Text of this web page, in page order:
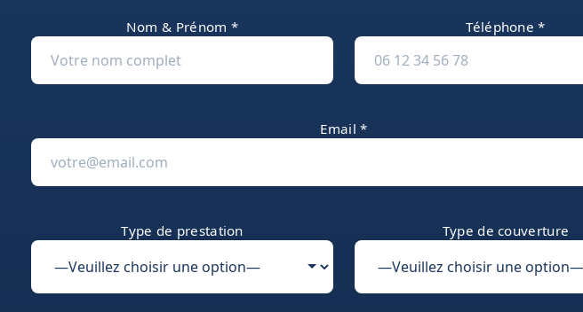
Nom & Prénom * Téléphone *
Email *
Type de prestation Type de couverture